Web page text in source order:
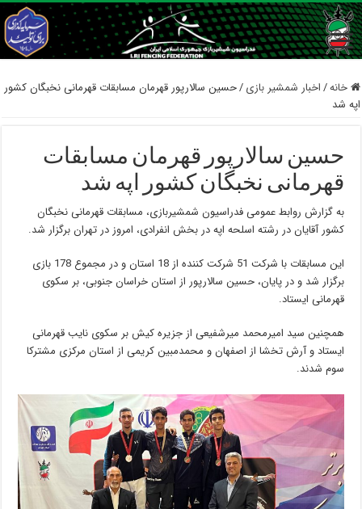
خانه/اخبار شمشیر بازی /حسین سالارپور قهرمان مسابقات قهرمانی نخبگان کشور
اپه شد
حسین سالارپور قهرمان مسابقات
قهرمانی نخبگان کشور اپه شد
به گزارش روابط عمومی فدراسیون شمشیربازی، مسابقات قهرمانی نخبگان
کشور آقایان در رشته اسلحه اپه در بخش انفرادی، امروز در تهران برگزار شد.
این مسابقات با شرکت 51 شرکت کننده از 18 استان و در مجموع 178 بازی
برگزار شد و در پایان، حسین سالارپور از استان خراسان جنوبی، بر سکوی
قهرمانی ایستاد.
همچنین سید امیرمحمد میرشفیعی از جزیره کیش بر سکوی نایب قهرمانی
ایستاد و آرش تخشا از اصفهان و محمدمبین کریمی از استان مرکزی مشترکا
سوم شدند.